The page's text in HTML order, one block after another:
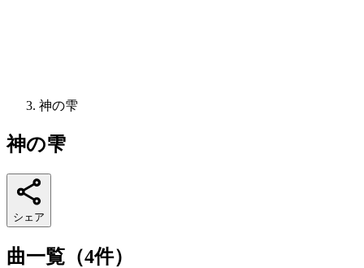
神の雫
神の雫
シェア
曲一覧（4件）